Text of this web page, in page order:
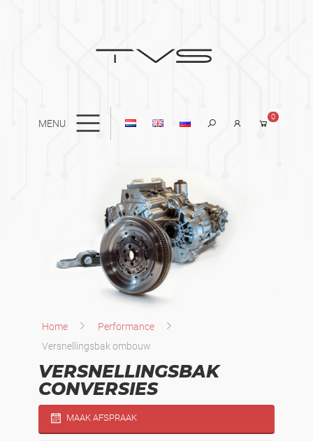
MENU
0
Home
Performance
Versnellingsbak ombouw
VERSNELLINGSBAK
CONVERSIES
MAAK AFSPRAAK